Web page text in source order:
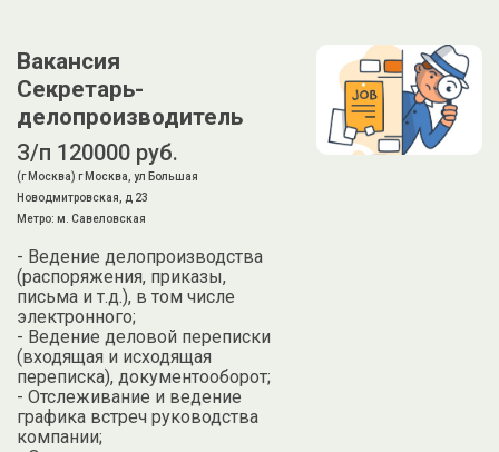
Вакансия
Секретарь-
делопроизводитель
З/п 120000 руб.
(г Москва) г Москва, ул Большая
Новодмитровская, д 23
Метро: м. Савеловская
- Ведение делопроизводства
(распоряжения, приказы,
письма и т.д.), в том числе
электронного;
- Ведение деловой переписки
(входящая и исходящая
переписка), документооборот;
- Отслеживание и ведение
графика встреч руководства
компании;